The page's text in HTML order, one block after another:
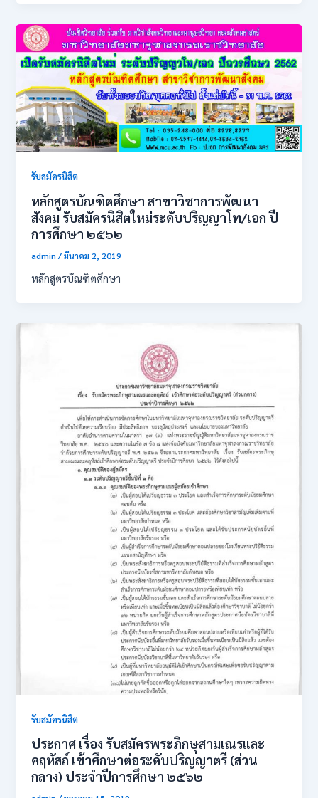
รับสมัครนิสิต
หลักสูตรบัณฑิตศึกษา สาขาวิชาการพัฒนา
สังคม รับสมัครนิสิตใหม่ระดับปริญญาโท/เอก ปี
การศึกษา ๒๕๖๒
admin/มีนาคม 2, 2019
หลักสูตรบัณฑิตศึกษา
รับสมัครนิสิต
ประกาศ เรื่อง รับสมัครพระภิกษุสามเณรและ
คฤหัสถ์ เข้าศึกษาต่อระดับปริญญาตรี (ส่วน
กลาง) ประจำปีการศึกษา ๒๕๖๒